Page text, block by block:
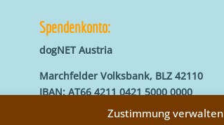
Zustimmung verwalten
Spendenkonto:
dogNET Austria
Marchfelder Volksbank, BLZ 42110
IBAN: AT66 4211 0421 5000 0000
BIC: MVOGAT22XXX